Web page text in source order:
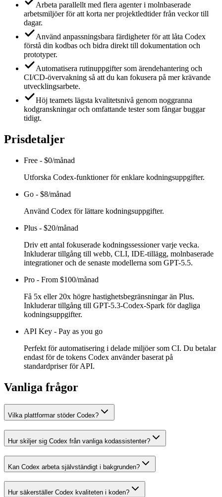
Arbeta parallellt med flera agenter i molnbaserade
arbetsmiljöer för att korta ner projektledtider från veckor till
dagar.
Använd anpassningsbara färdigheter för att låta Codex
förstå din kodbas och bidra direkt till dokumentation och
prototyper.
Automatisera rutinuppgifter som ärendehantering och
CI/CD-övervakning så att du kan fokusera på mer krävande
utvecklingsarbete.
Höj teamets lägsta kvalitetsnivå genom noggranna
kodgranskningar och omfattande tester som fångar buggar
tidigt.
Prisdetaljer
Free - $0/månad
Utforska Codex-funktioner för enklare kodningsuppgifter.
Go - $8/månad
Använd Codex för lättare kodningsuppgifter.
Plus - $20/månad
Driv ett antal fokuserade kodningssessioner varje vecka.
Inkluderar tillgång till webb, CLI, IDE-tillägg, molnbaserade
integrationer och de senaste modellerna som GPT-5.5.
Pro - From $100/månad
Få 5x eller 20x högre hastighetsbegränsningar än Plus.
Inkluderar tillgång till GPT-5.3-Codex-Spark för dagliga
kodningsuppgifter.
API Key - Pay as you go
Perfekt för automatisering i delade miljöer som CI. Du betalar
endast för de tokens Codex använder baserat på
standardpriser för API.
Vanliga frågor
Vilka plattformar stöder Codex?
Hur skiljer sig Codex från vanliga kodassistenter?
Kan Codex arbeta självständigt i bakgrunden?
Hur säkerställer Codex kvaliteten i koden?